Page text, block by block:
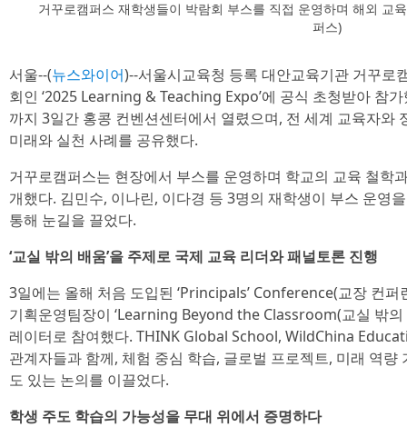
거꾸로캠퍼스 재학생들이 박람회 부스를 직접 운영하며 해외 교
퍼스)
서울--(뉴스와이어)--서울시교육청 등록 대안교육기관 거꾸로
회인 ‘2025 Learning & Teaching Expo’에 공식 초청받아 참
까지 3일간 홍콩 컨벤션센터에서 열렸으며, 전 세계 교육자와
미래와 실천 사례를 공유했다.
거꾸로캠퍼스는 현장에서 부스를 운영하며 학교의 교육 철학
개했다. 김민수, 이나린, 이다경 등 3명의 재학생이 부스 운영
통해 눈길을 끌었다.
‘교실 밖의 배움’을 주제로 국제 교육 리더와 패널토론 진행
3일에는 올해 처음 도입된 ‘Principals’ Conference(교장 컨퍼
기획운영팀장이 ‘Learning Beyond the Classroom(교실 밖의
레이터로 참여했다. THINK Global School, WildChina
관계자들과 함께, 체험 중심 학습, 글로벌 프로젝트, 미래 역
도 있는 논의를 이끌었다.
학생 주도 학습의 가능성을 무대 위에서 증명하다